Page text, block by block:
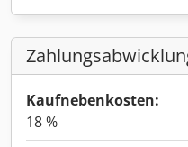
Kaufnebenkosten:
18 %